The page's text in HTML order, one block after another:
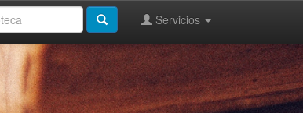
Servicios